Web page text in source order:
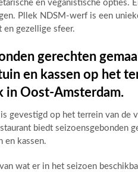
en veganistische opties.
Pllek NDSM-werf is een
en gezellige sfeer.
gerechten
en kassen op het
in Oost-Amsterdam.
gevestigd op het terrein van de
biedt seizoensgebonden
en kassen.
wat er in het seizoen